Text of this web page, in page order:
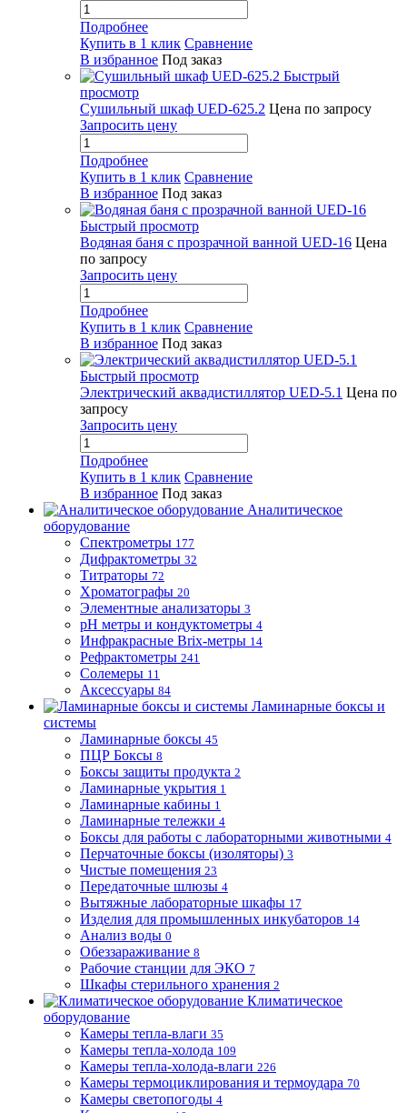
Подробнее
Купить в 1 клик Сравнение
В избранное Под заказ
Быстрый
просмотр
Сушильный шкаф UED-625.2 Цена по запросу
Запросить цену
Подробнее
Купить в 1 клик Сравнение
В избранное Под заказ
Быстрый просмотр
Водяная баня с прозрачной ванной UED-16 Цена
по запросу
Запросить цену
Подробнее
Купить в 1 клик Сравнение
В избранное Под заказ
Быстрый просмотр
Электрический аквадистиллятор UED-5.1 Цена по
запросу
Запросить цену
Подробнее
Купить в 1 клик Сравнение
В избранное Под заказ
Аналитическое
оборудование
Спектрометры 177
Дифрактометры 32
Титраторы 72
Хроматографы 20
Элементные анализаторы 3
pH метры и кондуктометры 4
Инфракрасные Brix-метры 14
Рефрактометры 241
Солемеры 11
Аксессуары 84
Ламинарные боксы и
системы
Ламинарные боксы 45
ПЦР Боксы 8
Боксы защиты продукта 2
Ламинарные укрытия 1
Ламинарные кабины 1
Ламинарные тележки 4
Боксы для работы с лабораторными животными 4
Перчаточные боксы (изоляторы) 3
Чистые помещения 23
Передаточные шлюзы 4
Вытяжные лабораторные шкафы 17
Изделия для промышленных инкубаторов 14
Анализ воды 0
Обеззараживание 8
Рабочие станции для ЭКО 7
Шкафы стерильного хранения 2
Климатическое
оборудование
Камеры тепла-влаги 35
Камеры тепла-холода 109
Камеры тепла-холода-влаги 226
Камеры термоциклирования и термоудара 70
Камеры светопогоды 4